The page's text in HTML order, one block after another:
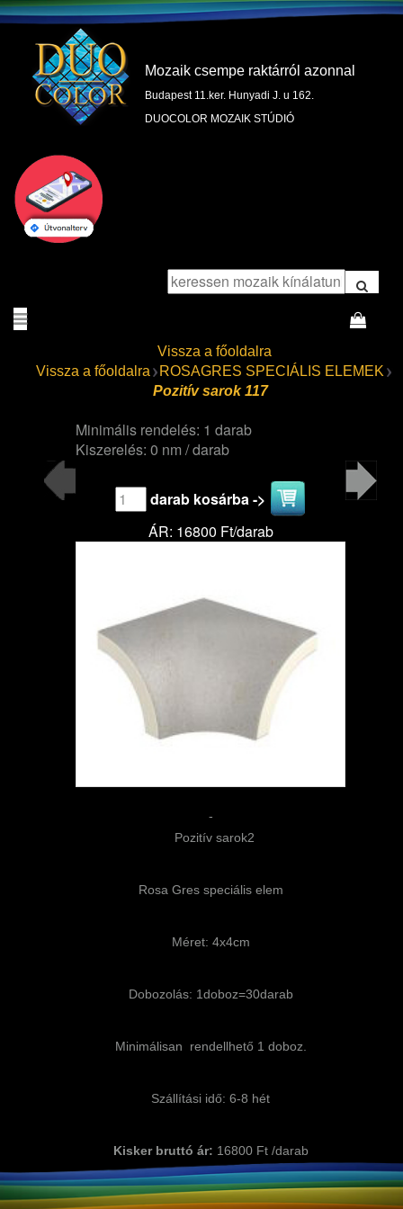
Mozaik csempe raktárról azonnal
Budapest 11.ker. Hunyadi J. u 162.
DUOCOLOR MOZAIK STÚDIÓ
Vissza a főoldalra
Vissza a főoldalra
ROSAGRES SPECIÁLIS ELEMEK
Pozitív sarok 117
Minimális rendelés: 1 darab
Kiszerelés: 0 nm / darab
darab kosárba ->
ÁR: 16800 Ft/darab
-
Pozitív sarok2
Rosa Gres speciális elem
Méret: 4x4cm
Dobozolás: 1doboz=30darab
Minimálisan rendellhető 1 doboz.
Szállítási idő: 6-8 hét
Kisker bruttó ár: 16800 Ft /darab